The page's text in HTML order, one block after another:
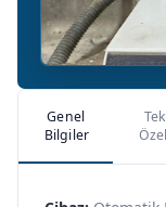
Genel
Bilgiler